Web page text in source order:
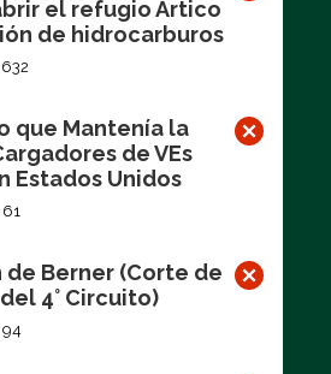
el refugio Ártico
de hidrocarburos
que Mantenía la
de VEs
Estados Unidos
de Berner (Corte de
4° Circuito)